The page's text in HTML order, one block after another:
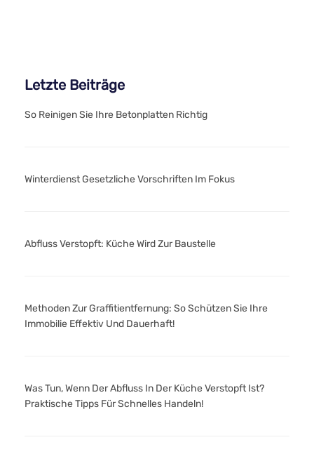
Letzte Beiträge
So Reinigen Sie Ihre Betonplatten Richtig
Winterdienst Gesetzliche Vorschriften Im Fokus
Abfluss Verstopft: Küche Wird Zur Baustelle
Methoden Zur Graffitientfernung: So Schützen Sie Ihre
Immobilie Effektiv Und Dauerhaft!
Was Tun, Wenn Der Abfluss In Der Küche Verstopft Ist?
Praktische Tipps Für Schnelles Handeln!